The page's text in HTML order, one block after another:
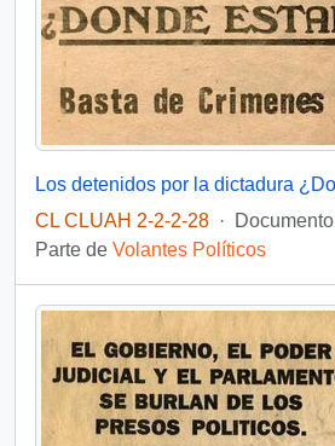
CL CLUAH 2-2-2-28 ·
Documento
Parte de Volantes Políticos